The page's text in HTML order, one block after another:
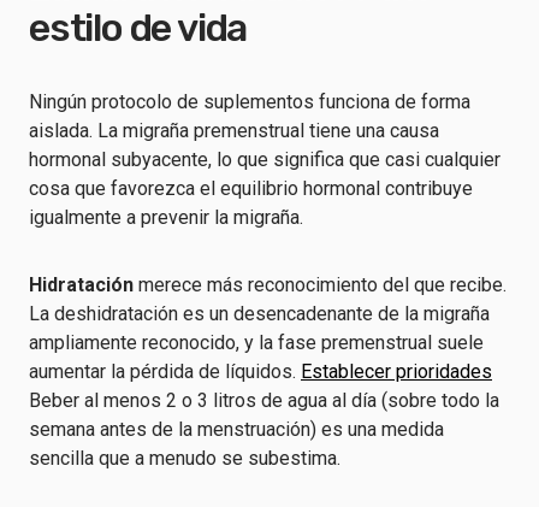
estilo de vida
Ningún protocolo de suplementos funciona de forma
aislada. La migraña premenstrual tiene una causa
hormonal subyacente, lo que significa que casi cualquier
cosa que favorezca el equilibrio hormonal contribuye
igualmente a prevenir la migraña.
Hidratación merece más reconocimiento del que recibe.
La deshidratación es un desencadenante de la migraña
ampliamente reconocido, y la fase premenstrual suele
aumentar la pérdida de líquidos. Establecer prioridades
Beber al menos 2 o 3 litros de agua al día (sobre todo la
semana antes de la menstruación) es una medida
sencilla que a menudo se subestima.